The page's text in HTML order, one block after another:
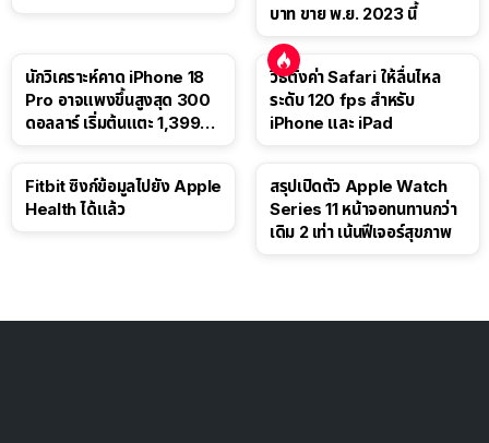
บาท ขาย พ.ย. 2023 นี้
นักวิเคราะห์คาด iPhone 18
Pro อาจแพงขึ้นสูงสุด 300
ดอลลาร์ เริ่มต้นแตะ 1,399
วิธีตั้งค่า Safari ให้ลื่นไหล
ระดับ 120 fps สำหรับ
iPhone และ iPad
Fitbit ซิงก์ข้อมูลไปยัง Apple
Health ได้แล้ว
สรุปเปิดตัว Apple Watch
Series 11 หน้าจอทนทานกว่า
เดิม 2 เท่า เน้นฟีเจอร์สุขภาพ